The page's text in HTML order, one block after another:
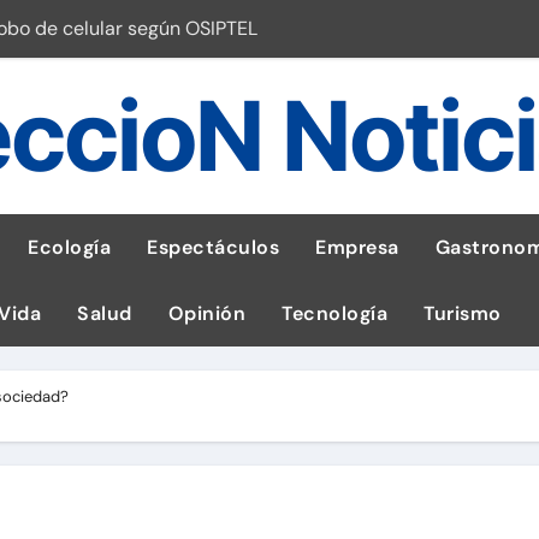
de celular según OSIPTEL
¡Descarga la app de Meridianbet y gana una jugada gratis
en la fuerza de un volcán
1,600 equipos educativos
por ignorar distancias de seguridad
Ecología Espectáculos Empresa
Salud Opinión Tecnología Turismo